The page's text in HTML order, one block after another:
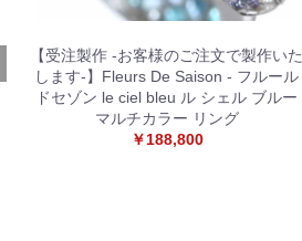
【受注製作 -お客様のご注文で製作いた
します-】Fleurs De Saison - フルール
ドセゾン le ciel bleu ル シェル ブルー
マルチカラー リング
￥188,800